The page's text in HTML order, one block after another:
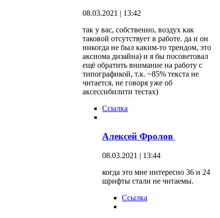
08.03.2021 | 13:42
так у вас, собственно, воздух как
таковой отсутствует в работе. да и он
никогда не был каким-то трендом, это
аксиома дизайна) и я бы посоветовал
ещё обратить внимание на работу с
типографикой, т.к. ~85% текста не
читается, не говоря уже об
аксессибилити тестах)
Ссылка
Алексей Фролов
08.03.2021 | 13:44
когда это мне интересно 36 и 24
шрифты стали не читаемы.
Ссылка